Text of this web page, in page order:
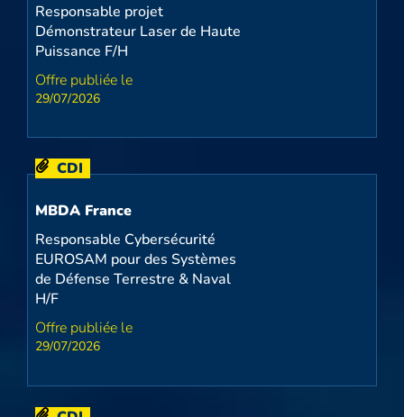
Responsable projet
Démonstrateur Laser de Haute
Puissance F/H
29/07/2026
CDI
MBDA France
Responsable Cybersécurité
EUROSAM pour des Systèmes
de Défense Terrestre & Naval
H/F
29/07/2026